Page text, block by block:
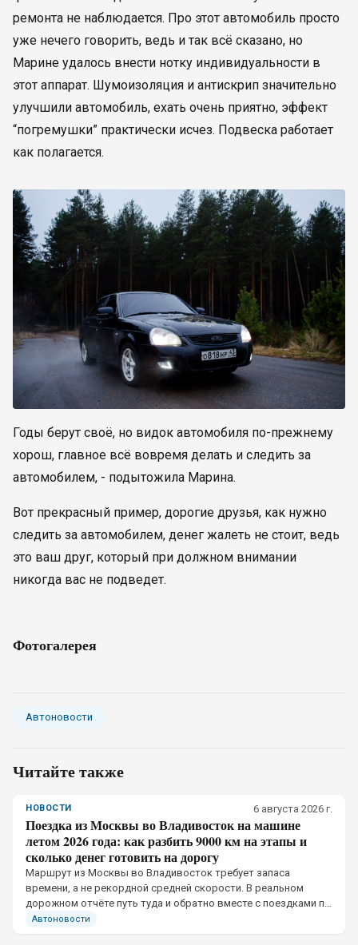
ремонта не наблюдается. Про этот автомобиль просто
уже нечего говорить, ведь и так всё сказано, но
Марине удалось внести нотку индивидуальности в
этот аппарат. Шумоизоляция и антискрип значительно
улучшили автомобиль, ехать очень приятно, эффект
“погремушки” практически исчез. Подвеска работает
как полагается.
Годы берут своё, но видок автомобиля по-прежнему
хорош, главное всё вовремя делать и следить за
автомобилем, - подытожила Марина.
Вот прекрасный пример, дорогие друзья, как нужно
следить за автомобилем, денег жалеть не стоит, ведь
это ваш друг, который при должном внимании
никогда вас не подведет.
Фотогалерея
Автоновости
Читайте также
НОВОСТИ 6 августа 2026 г.
Поездка из Москвы во Владивосток на машине
летом 2026 года: как разбить 9000 км на этапы и
сколько денег готовить на дорогу
Маршрут из Москвы во Владивосток требует запаса
времени, а не рекордной средней скорости. В реальном
дорожном отчёте путь туда и обратно вместе с поездками по
Приморью достиг 20 тысяч км и обошёлся двум
Автоновости